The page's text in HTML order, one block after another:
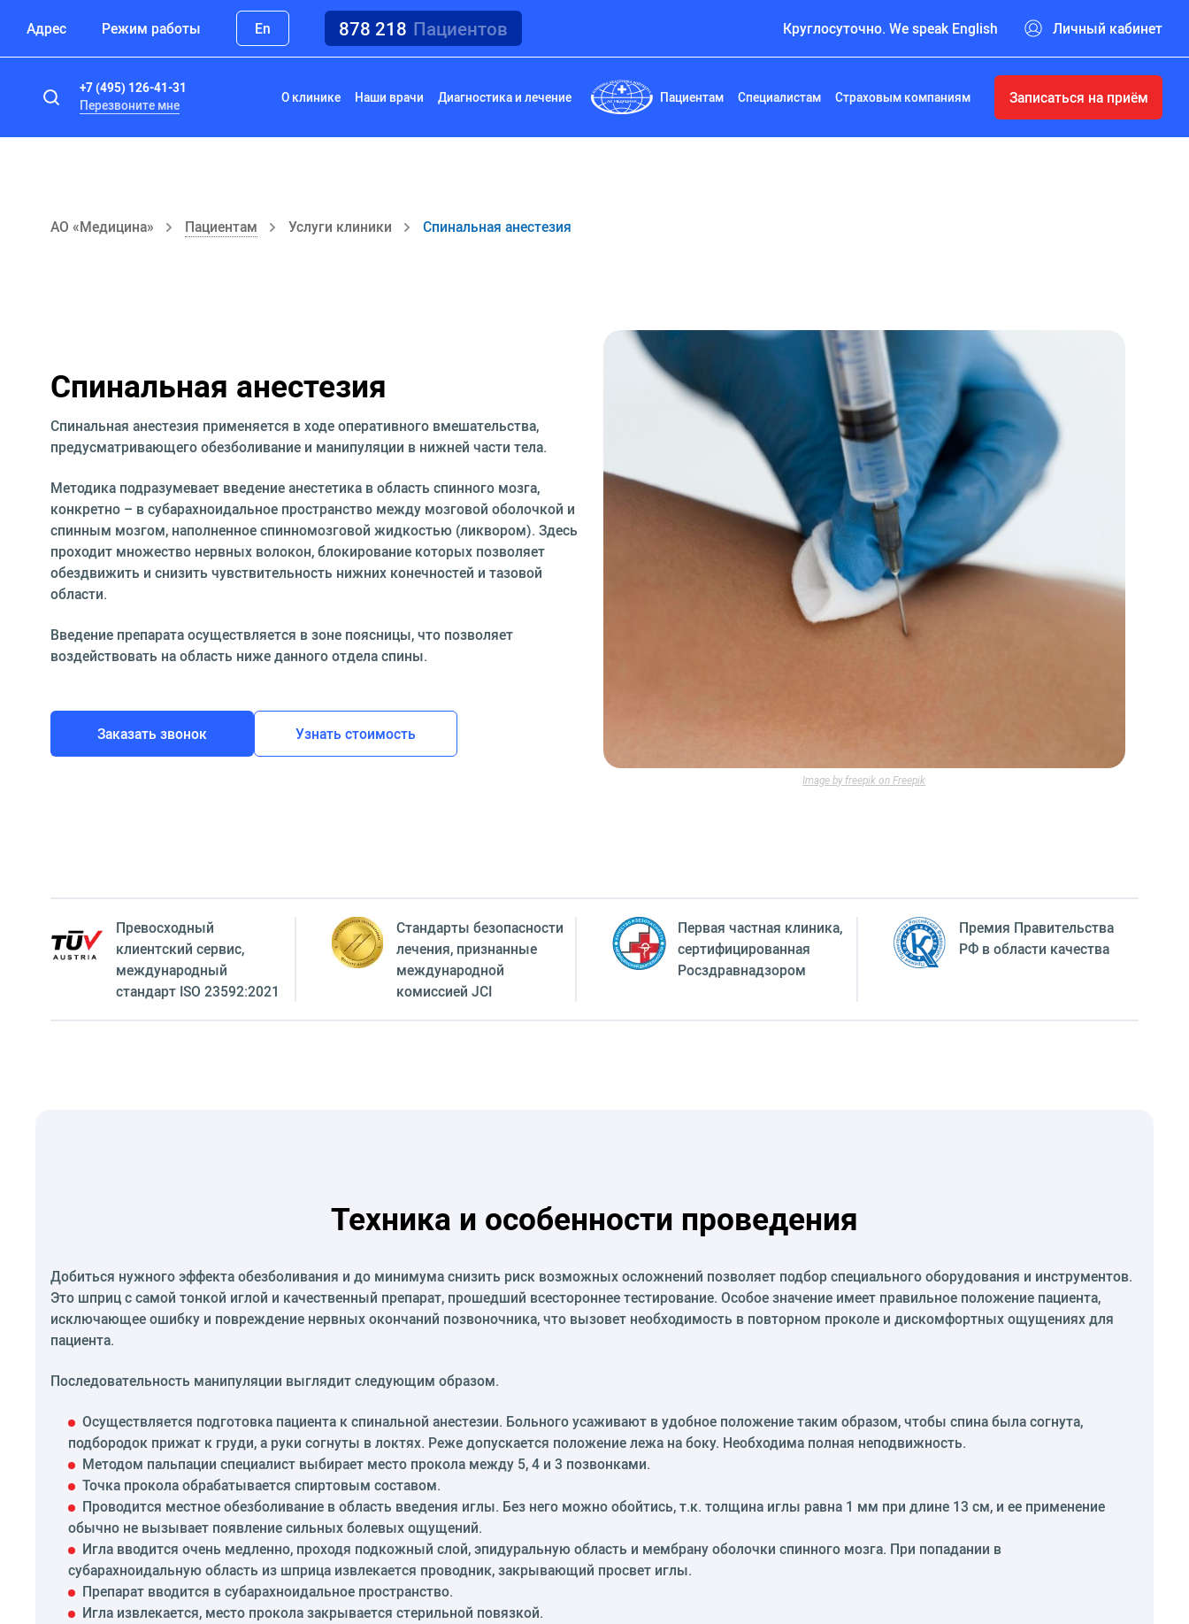
Адрес Режим работы En 878 218 Пациентов Круглосуточно. We speak English Личный кабинет
+7 (495) 126-41-31
Перезвоните мне
О клинике Наши врачи Диагностика и лечение Пациентам Специалистам Страховым компаниям Записаться на приём
АО «Медицина» Пациентам Услуги клиники Спинальная анестезия
Спинальная анестезия
Спинальная анестезия применяется в ходе оперативного вмешательства,
предусматривающего обезболивание и манипуляции в нижней части тела.
Методика подразумевает введение анестетика в область спинного мозга,
конкретно – в субарахноидальное пространство между мозговой оболочкой и
спинным мозгом, наполненное спинномозговой жидкостью (ликвором). Здесь
проходит множество нервных волокон, блокирование которых позволяет
обездвижить и снизить чувствительность нижних конечностей и тазовой
области.
Введение препарата осуществляется в зоне поясницы, что позволяет
воздействовать на область ниже данного отдела спины.
Заказать звонок Узнать стоимость
Image by freepik on Freepik
Превосходный
клиентский сервиc,
международный
стандарт ISO 23592:2021
Стандарты безопасности
лечения, признанные
международной
комиссией JCI
Первая частная клиника,
сертифицированная
Росздравнадзором
Премия Правительства
РФ в области качества
Техника и особенности проведения
Добиться нужного эффекта обезболивания и до минимума снизить риск возможных осложнений позволяет подбор специального оборудования и инструментов.
Это шприц с самой тонкой иглой и качественный препарат, прошедший всестороннее тестирование. Особое значение имеет правильное положение пациента,
исключающее ошибку и повреждение нервных окончаний позвоночника, что вызовет необходимость в повторном проколе и дискомфортных ощущениях для
пациента.
Последовательность манипуляции выглядит следующим образом.
Осуществляется подготовка пациента к спинальной анестезии. Больного усаживают в удобное положение таким образом, чтобы спина была согнута,
подбородок прижат к груди, а руки согнуты в локтях. Реже допускается положение лежа на боку. Необходима полная неподвижность.
Методом пальпации специалист выбирает место прокола между 5, 4 и 3 позвонками.
Точка прокола обрабатывается спиртовым составом.
Проводится местное обезболивание в область введения иглы. Без него можно обойтись, т.к. толщина иглы равна 1 мм при длине 13 см, и ее применение
обычно не вызывает появление сильных болевых ощущений.
Игла вводится очень медленно, проходя подкожный слой, эпидуральную область и мембрану оболочки спинного мозга. При попадании в
субарахноидальную область из шприца извлекается проводник, закрывающий просвет иглы.
Препарат вводится в субарахноидальное пространство.
Игла извлекается, место прокола закрывается стерильной повязкой.